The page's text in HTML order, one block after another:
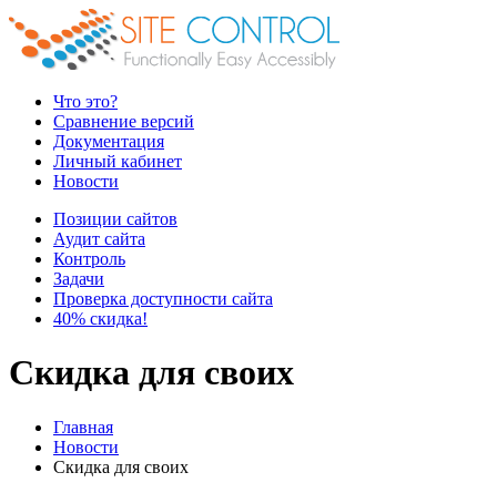
Что это?
Сравнение версий
Документация
Личный кабинет
Новости
Позиции сайтов
Аудит сайта
Контроль
Задачи
Проверка доступности сайта
40% скидка!
Скидка для своих
Главная
Новости
Скидка для своих